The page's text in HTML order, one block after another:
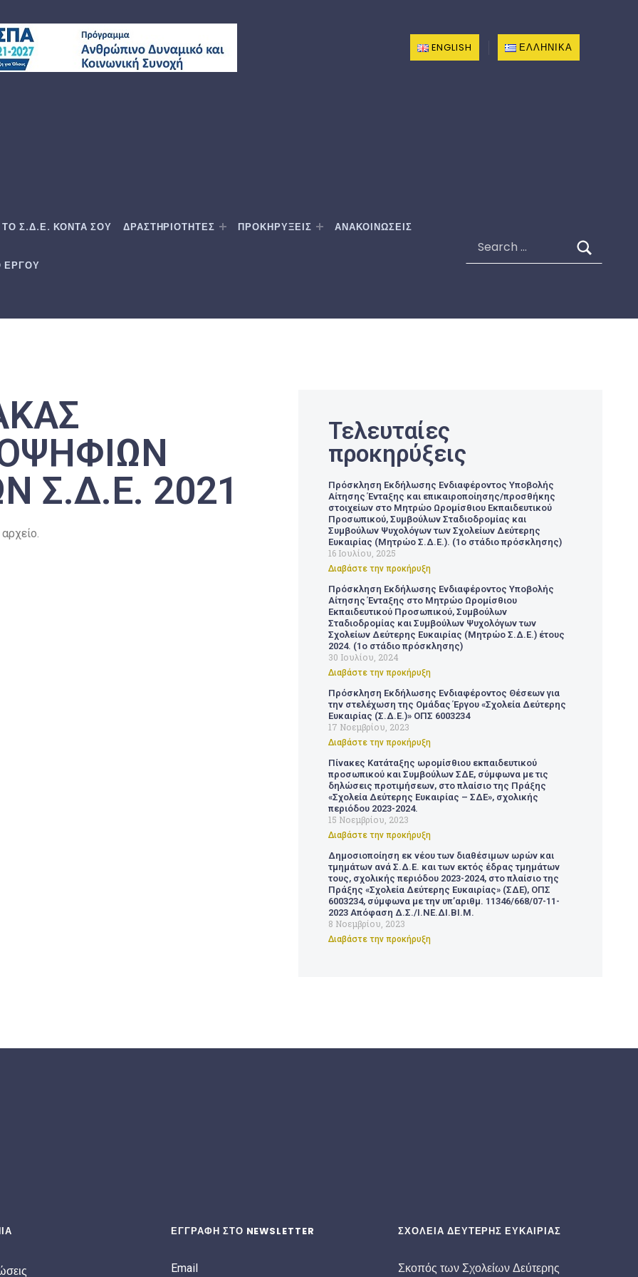
ENGLISH ΕΛΛΗΝΙΚΆ
ΤΟ Σ.Δ.Ε. ΚΟΝΤΑ ΣΟΥ ΔΡΑΣΤΗΡΙΟΤΗΤΕΣ ΠΡΟΚΗΡΥΞΕΙΣ ΑΝΑΚΟΙΝΩΣΕΙΣ
ΕΡΓΟΥ
Σ.Δ.Ε. 2021
Τελευταίες
προκηρύξεις
Πρόσκληση Εκδήλωσης Ενδιαφέροντος Υποβολής
Αίτησης Ένταξης και επικαιροποίησης/προσθήκης
στοιχείων στο Μητρώο Ωρομίσθιου Εκπαιδευτικού
Προσωπικού, Συμβούλων Σταδιοδρομίας και
Συμβούλων Ψυχολόγων των Σχολείων Δεύτερης
Ευκαιρίας (Μητρώο Σ.Δ.Ε.). (1ο στάδιο πρόσκλησης)
16 Ιουλίου, 2025
Διαβάστε την προκήρυξη
Πρόσκληση Εκδήλωσης Ενδιαφέροντος Υποβολής
Αίτησης Ένταξης στο Μητρώο Ωρομίσθιου
Εκπαιδευτικού Προσωπικού, Συμβούλων
Σταδιοδρομίας και Συμβούλων Ψυχολόγων των
Σχολείων Δεύτερης Ευκαιρίας (Μητρώο Σ.Δ.Ε.) έτους
2024. (1ο στάδιο πρόσκλησης)
30 Ιουλίου, 2024
Διαβάστε την προκήρυξη
Πρόσκληση Εκδήλωσης Ενδιαφέροντος Θέσεων για
την στελέχωση της Ομάδας Έργου «Σχολεία Δεύτερης
Ευκαιρίας (Σ.Δ.Ε.)» ΟΠΣ 6003234
17 Νοεμβρίου, 2023
Διαβάστε την προκήρυξη
Πίνακες Κατάταξης ωρομίσθιου εκπαιδευτικού
προσωπικού και Συμβούλων ΣΔΕ, σύμφωνα με τις
δηλώσεις προτιμήσεων, στο πλαίσιο της Πράξης
«Σχολεία Δεύτερης Ευκαιρίας – ΣΔΕ», σχολικής
περιόδου 2023-2024.
15 Νοεμβρίου, 2023
Διαβάστε την προκήρυξη
Δημοσιοποίηση εκ νέου των διαθέσιμων ωρών και
τμημάτων ανά Σ.Δ.Ε. και των εκτός έδρας τμημάτων
τους, σχολικής περιόδου 2023-2024, στο πλαίσιο της
Πράξης «Σχολεία Δεύτερης Ευκαιρίας» (ΣΔΕ), ΟΠΣ
6003234, σύμφωνα με την υπ’αριθμ. 11346/668/07-11-
2023 Απόφαση Δ.Σ./Ι.ΝΕ.ΔΙ.ΒΙ.Μ.
8 Νοεμβρίου, 2023
Διαβάστε την προκήρυξη
ΕΓΓΡΑΦΗ ΣΤΟ NEWSLETTER
Email
ΣΧΟΛΕΙΑ ΔΕΥΤΕΡΗΣ ΕΥΚΑΙΡΙΑΣ
Σκοπός των Σχολείων Δεύτερης